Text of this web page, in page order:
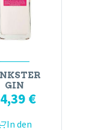
GIN
€
In den